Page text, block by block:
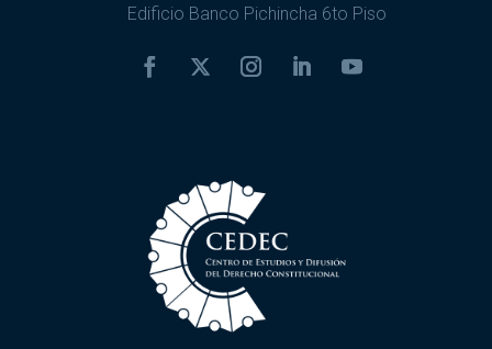
Edificio Banco Pichincha 6to Piso